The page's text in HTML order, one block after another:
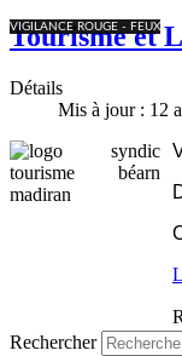
VIGILANCE ROUGE - FEUX
Tourisme et
Détails
Mis à jour : 12
Rechercher